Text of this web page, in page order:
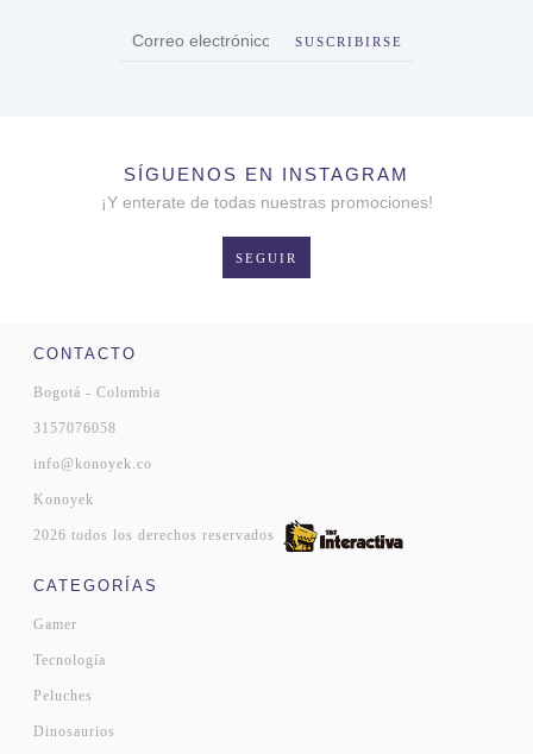
SUSCRIBIRSE
SÍGUENOS EN INSTAGRAM
¡Y enterate de todas nuestras promociones!
SEGUIR
CONTACTO
Bogotá - Colombia
3157076058
info@konoyek.co
Konoyek
2026 todos los derechos reservados
CATEGORÍAS
Gamer
Tecnología
Peluches
Dinosaurios